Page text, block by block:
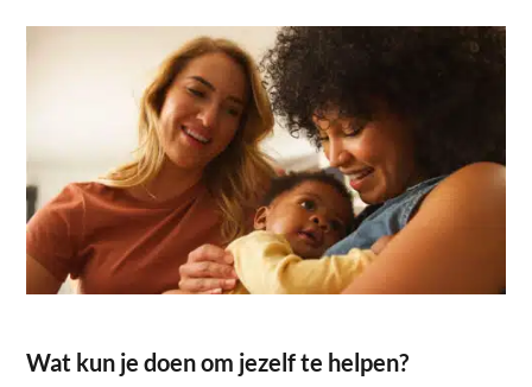
Wat kun je doen om jezelf te helpen?